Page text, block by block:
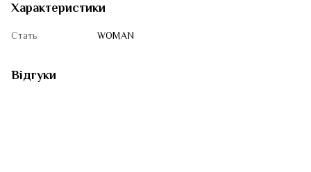
Характеристики
Стать WOMAN
Відгуки